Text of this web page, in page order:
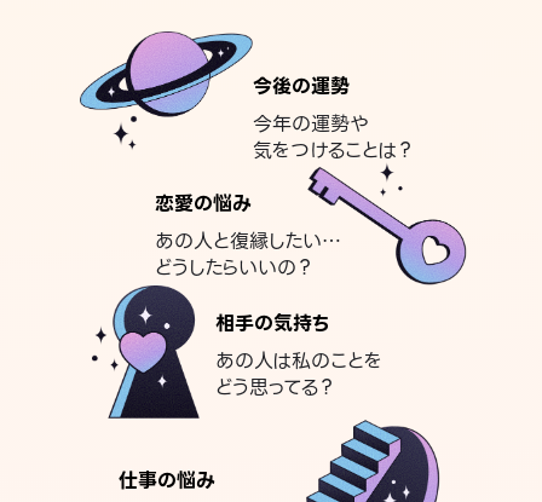
今後の運勢
今年の運勢や
気をつけることは？
恋愛の悩み
あの人と復縁したい…
どうしたらいいの？
相手の気持ち
あの人は私のことを
どう思ってる？
仕事の悩み